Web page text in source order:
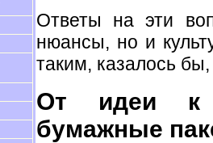
Ответы на эти
нюансы, но и
таким, казалось
От идеи к
бумажные